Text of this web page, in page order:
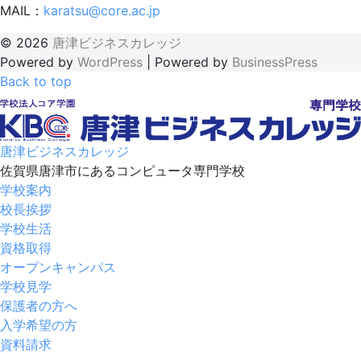
MAIL： karatsu@core.ac.jp
© 2026 唐津ビジネスカレッジ
Powered by WordPress Powered by BusinessPress
Back to top
唐津ビジネスカレッジ
佐賀県唐津市にあるコンピュータ専門学校
学校案内
校長挨拶
学校生活
資格取得
オープンキャンパス
学校見学
保護者の方へ
入学希望の方
資料請求